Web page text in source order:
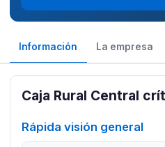
Información La empresa
Caja Rural Central
Rápida visión general